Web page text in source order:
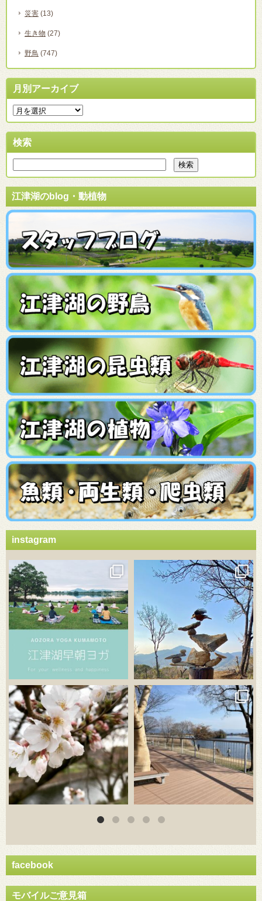
災害 (13)
生き物 (27)
野鳥 (747)
月別アーカイブ
検索
江津湖のblog・動植物
instagram
3月 20
3月 18
3月 18
facebook
モバイルご意見箱